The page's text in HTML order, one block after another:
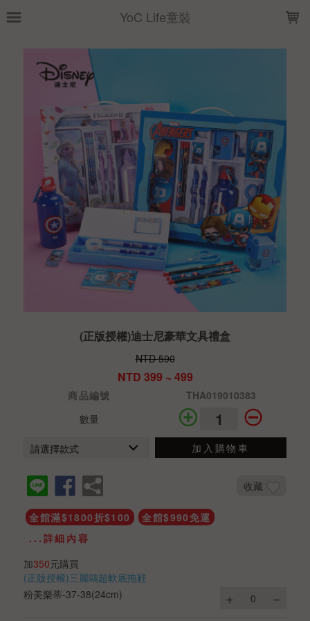
YoC Life童裝
(正版授權)迪士尼豪華文具禮盒
NTD 590
NTD 399 ~ 499
商品編號
THA019010383
數量
加入購物車
收藏
全館滿$1800折$100
全館$990免運
...詳細內容
加350元購買
(正版授權)三麗鷗超軟底拖鞋
粉美樂蒂-37-38(24cm)